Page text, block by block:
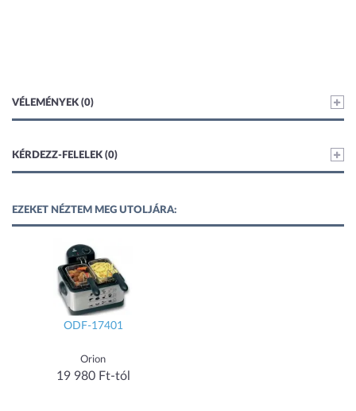
VÉLEMÉNYEK (0)
KÉRDEZZ-FELELEK (0)
EZEKET NÉZTEM MEG UTOLJÁRA:
ODF-17401
Orion
19 980 Ft-tól